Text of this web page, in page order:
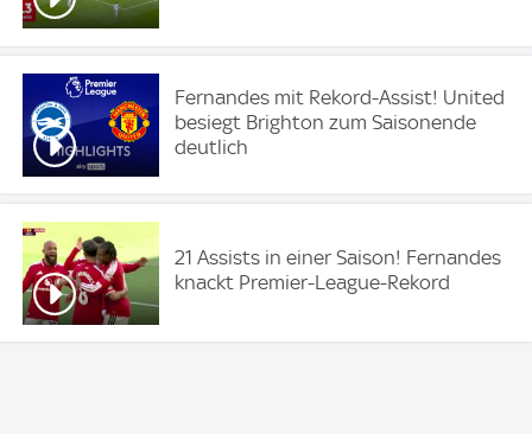
Fernandes mit Rekord-Assist! United
besiegt Brighton zum Saisonende
deutlich
21 Assists in einer Saison! Fernandes
knackt Premier-League-Rekord